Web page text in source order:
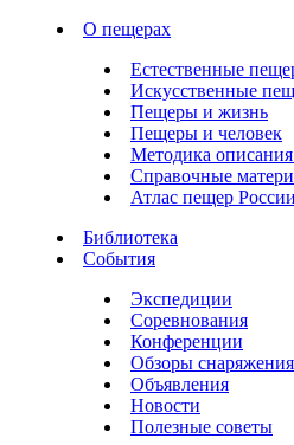
О пещерах
Естественные
Искусственные
Пещеры и жизнь
Пещеры и человек
Методика
Справочные
Атлас пещер России
Библиотека
События
Экспедиции
Соревнования
Конференции
Обзоры снаряжения
Объявления
Новости
Полезные советы